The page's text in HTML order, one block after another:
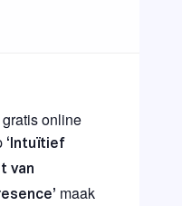
online
‘Intuïtief
van
maak